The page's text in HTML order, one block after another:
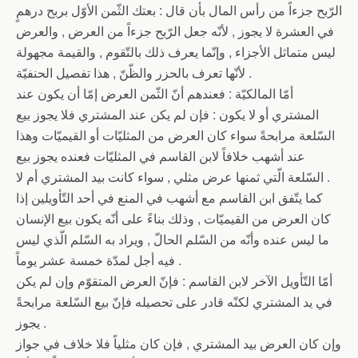
الرّبح جزءاً من رأس المال بأن قال : بعتك الثّمن الأوّل بربح درهمٍ
في العشرة لا يجوز , لأنّه جعل الرّبح جزءاً من العرض , والعرض
ليس متماثل الأجزاء , وإنّما يعرف ذلك بالتّقوم , والقيمة مجهولة
لأنّها تعرف بالحزر والظّنّ , هذا تفصيل الحنفيّة .
أمّا المالكيّة : فعندهم أنّ الثّمن العرض إمّا أن يكون عند
المشتري أو لا يكون : فإن لم يكن عند المشتري فلا يجوز بيع
السّلعة مرابحةً سواء كان العرض من المثليّات أو القيميّات وهذا
عند أشهب خلافاً لابن القاسم في المثليّات فعنده يجوز بيع
السّلعة الّتي ثمنها عرض مثلي , سواء كانت بيد المشتري أم لا .
كما يتّفق ابن القاسم مع أشهب في المنع في أحد التّأويلين إذا
كان العرض من القيميّات , وذلك بناءً على أنّه يكون بيع الإنسان
ما ليس عنده وأنّه من السّلم الحالّ , ويراد به السّلم الّذي ليس
فيه أجل لمدّة خمسة عشر يوماً .
أمّا التّأويل الآخر لابن القاسم : فإنّ العرض المتقوّم وإن لم يكن
في يد المشتري لكنّه قادر على تحصيله فإنّ بيع السّلعة مرابحةً
يجوز .
وإن كان العرض بيد المشتري , فإن كان مثلياً فلا خلاف في جواز